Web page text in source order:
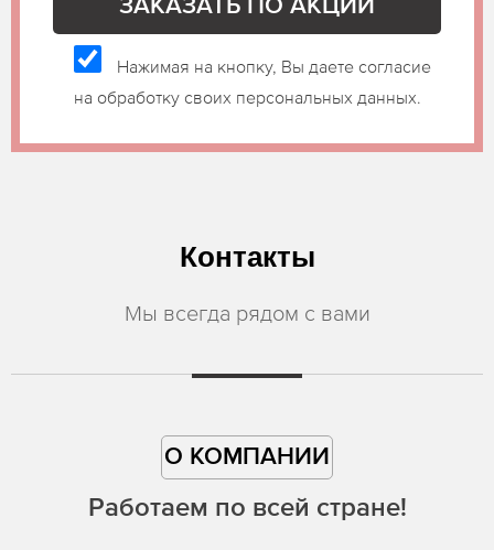
Нажимая на кнопку, Вы даете согласие
на обработку своих персональных данных.
Контакты
Мы всегда рядом с вами
О КОМПАНИИ
Работаем по всей стране!